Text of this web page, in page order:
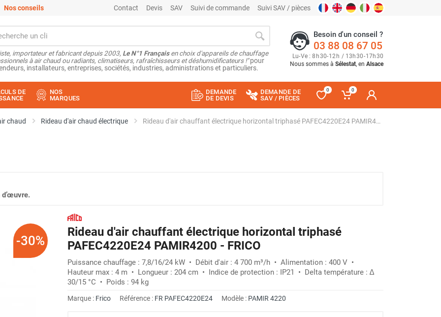
Nos conseils Contact Devis SAV Suivi de commande Suivi SAV / pièces
importateur et fabricant depuis 2003, Le N°1 Françaisen choix d'appareils de chauffage
à air chaud ou radiants, climatiseurs, rafraîchisseurs et déshumidificateurs !"pour
installateurs, entreprises, sociétés, industries, administrations et particuliers.
Besoin d'un conseil ?
03 88 08 67 05
Lu-Ve : 8h30-12h / 13h30-17h30
Nous sommes à Sélestat, en Alsace
DE
NOS
MARQUES
DEMANDE
DE DEVIS
DEMANDE DE
SAV / PIÈCES
0 0
chaud Rideau d'air chaud électrique Rideau d'air chauffant électrique horizontal triphasé PAFEC4220E24 PAMIR4200 - FRICO
-30% -30%
Rideau d'air chauffant électrique horizontal triphasé
PAFEC4220E24 PAMIR4200 - FRICO
Puissance chauffage : 7,8/16/24 kW • Débit d'air : 4 700 m³/h • Alimentation : 400 V •
Hauteur max : 4 m • Longueur : 204 cm • Indice de protection : IP21 • Delta température : ∆
30/15 °C • Poids : 94 kg
Marque : Frico Référence : FR PAFEC4220E24 Modèle : PAMIR 4220